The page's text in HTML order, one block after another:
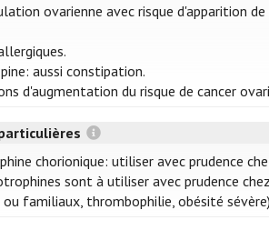
ovarienne avec risque d'apparition
aussi constipation.
d'augmentation du risque de cancer
chorionique: utiliser avec prudence
sont à utiliser avec prudence
ou familiaux, thrombophilie, obésité